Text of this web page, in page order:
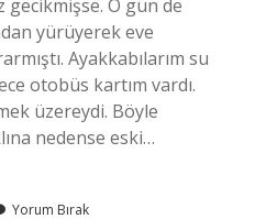
O gün de
yürüyerek eve
Ayakkabılarım su
otobüs kartım vardı.
üzereydi. Böyle
nedense eski…
Yorum Bırak